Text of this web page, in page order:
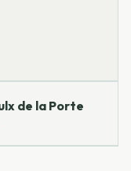
de la Porte